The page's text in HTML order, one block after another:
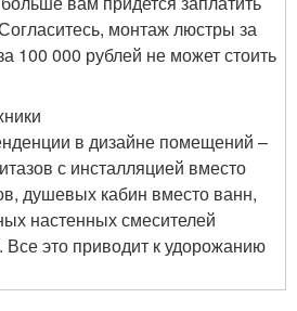
монтаж люстры за
100 000 рублей не может стоить
в дизайне помещений –
с инсталляцией вместо
душевых кабин вместо ванн,
настенных смесителей
это приводит к удорожанию